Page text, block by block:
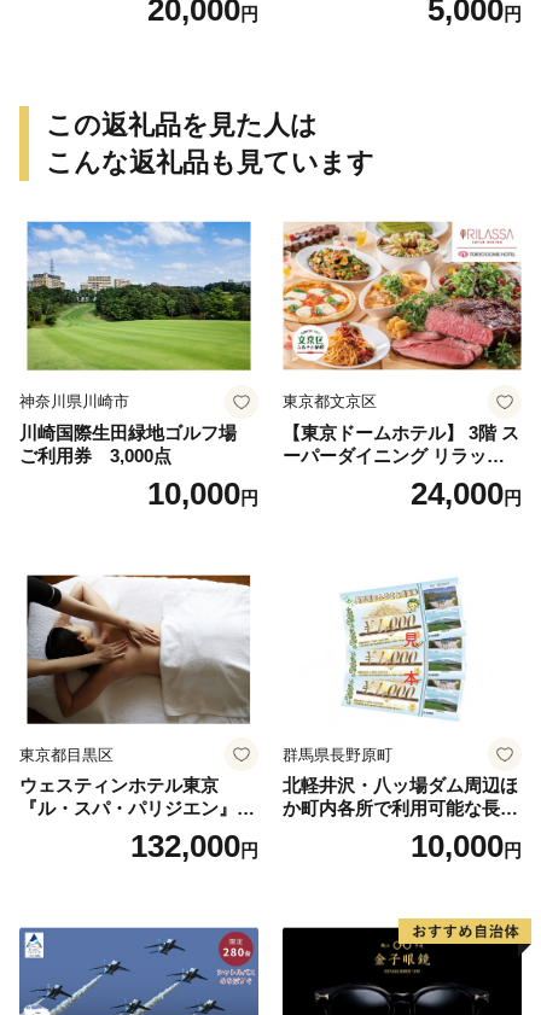
20,000円 5,000円
この返礼品を見た人は
こんな返礼品も見ています
神奈川県川崎市
川崎国際生田緑地ゴルフ場
ご利用券 3,000点
10,000円
東京都文京区
【東京ドームホテル】 3階 ス
ーパーダイニング リラッサ
ランチブッフェ お食事券 大
人1名様分 関東 東京 ご利用
24,000円
東京都目黒区
ウェスティンホテル東京
『ル・スパ・パリジエン』選
べるボディセラピー90分/1名
132,000円
群馬県長野原町
北軽井沢・八ッ場ダム周辺ほ
か町内各所で利用可能な長野
原町ふるさと感謝券（3,000
円分）【トラベル 観光 旅行
10,000円